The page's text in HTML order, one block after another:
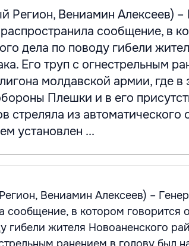
Регион, Вениамин Алексеев) –
сообщение, в
дела по поводу гибели
Его труп с огнестрельным
молдавской армии, где в
Плешки и в его
стреляла из автоматического
установлен ...
Вениамин Алексеев) –
сообщение, в котором говорится
гибели жителя Новоаненского